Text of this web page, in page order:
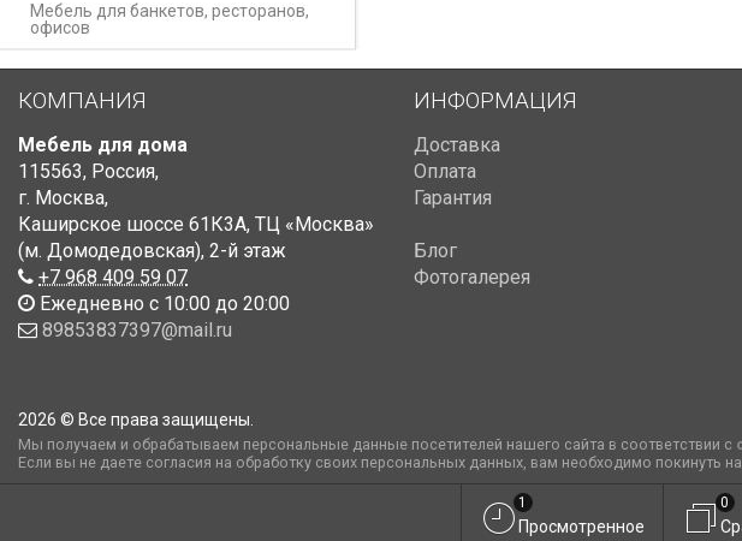
Мебель для банкетов, ресторанов,
офисов
КОМПАНИЯ
Мебель для дома
115563, Россия,
г. Москва,
Каширское шоссе 61К3А, ТЦ «Москва»
(м. Домодедовская), 2-й этаж
+7 968 409 59 07
Ежедневно с 10:00 до 20:00
89853837397@mail.ru
ИНФОРМАЦИЯ
Доставка
Оплата
Гарантия
Блог
Фотогалерея
2026 © Все права защищены.
Мы получаем и обрабатываем персональные данные посетителей нашего сайта в соответствии с
Если вы не даете согласия на обработку своих персональных данных, вам необходимо покинуть
Просмотренное
1 0